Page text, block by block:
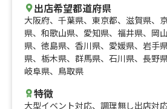
出店希望都道府県
大阪府、 千葉県、 東京都、 滋賀県、
県、 和歌山県、 愛知県、 福井県、 岡
県、 徳島県、 香川県、 愛媛県、 岩手
県、 栃木県、 群馬県、 石川県、 長野
岐阜県、 鳥取県
特徴
大型イベント対応、 調理無し出店対